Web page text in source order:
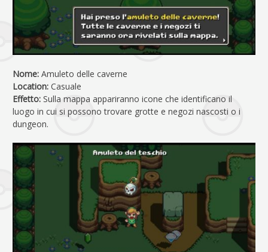
Nome: Amuleto delle caverne
Location: Casuale
Effetto: Sulla mappa appariranno icone che identificano il
luogo in cui si possono trovare grotte e negozi nascosti o i
dungeon.